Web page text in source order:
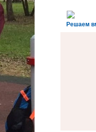
Решаем